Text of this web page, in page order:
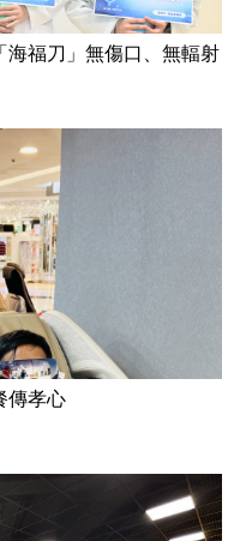
福刀」無傷口、無輻射
傳孝心